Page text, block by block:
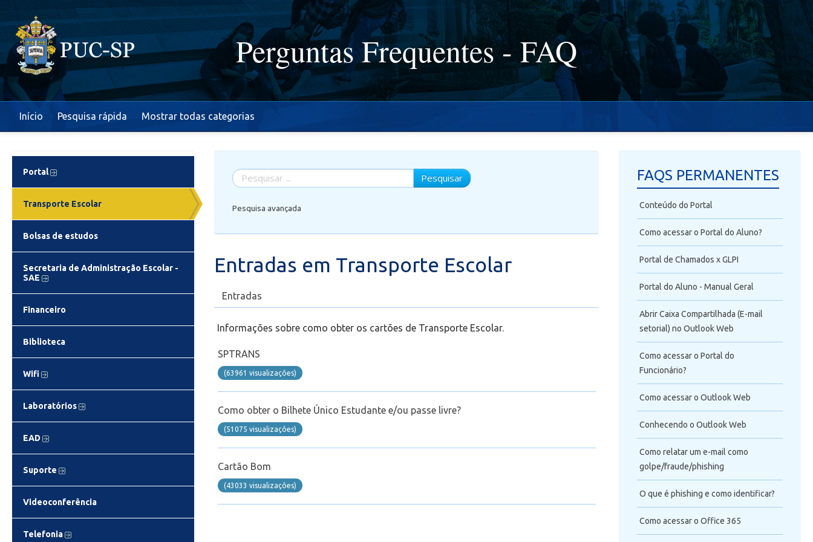
Perguntas Frequentes - FAQ
Início Pesquisa rápida Mostrar todas categorias
Portal
Transporte Escolar
Bolsas de estudos
Secretaria de Administração Escolar -
SAE
Financeiro
Biblioteca
Wifi
Laboratórios
EAD
Suporte
Videoconferência
Telefonia
Pesquisar
Pesquisa avançada
Entradas em Transporte Escolar
Entradas
Informações sobre como obter os cartões de Transporte Escolar.
SPTRANS
(63961 visualizaçôes)
Como obter o Bilhete Único Estudante e/ou passe livre?
(51075 visualizaçôes)
Cartão Bom
(43033 visualizaçôes)
FAQS PERMANENTES
Conteúdo do Portal
Como acessar o Portal do Aluno?
Portal de Chamados x GLPI
Portal do Aluno - Manual Geral
Abrir Caixa Compartilhada (E-mail
setorial) no Outlook Web
Como acessar o Portal do
Funcionário?
Como acessar o Outlook Web
Conhecendo o Outlook Web
Como relatar um e-mail como
golpe/fraude/phishing
O que é phishing e como identificar?
Como acessar o Office 365